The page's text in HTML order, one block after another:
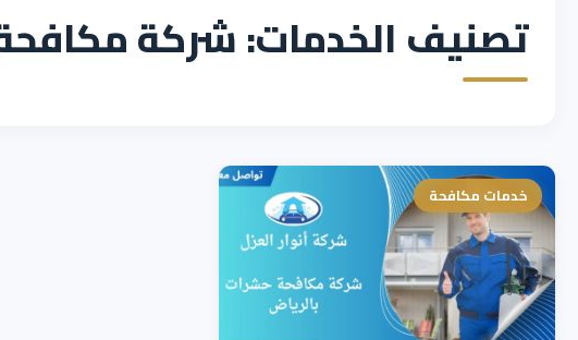
تصنيف الخدمات: شركة
خدمات مكافحة